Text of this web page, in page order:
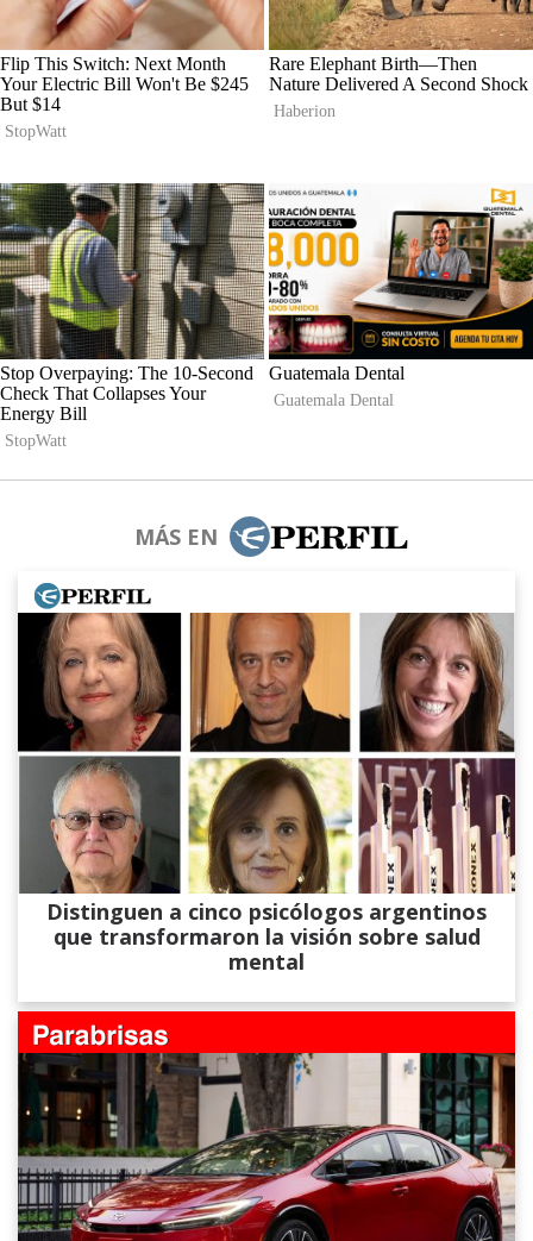
MÁS EN
Distinguen a cinco psicólogos argentinos
que transformaron la visión sobre salud
mental